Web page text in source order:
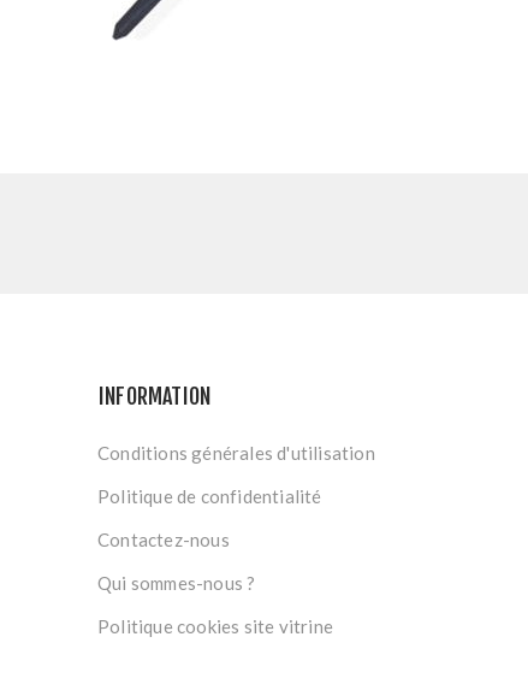
INFORMATION
Conditions générales d'utilisation
Politique de confidentialité
Contactez-nous
Qui sommes-nous ?
Politique cookies site vitrine